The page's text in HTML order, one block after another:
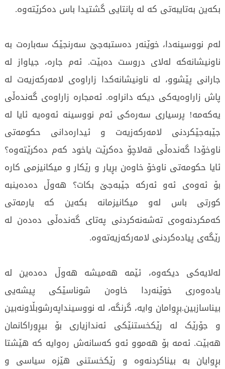
بکەین بەتایبەتی کە لە پانتایی گشتیدا باس دەکرێتەوە.
لەم نووسینەدا، خوێنەر دەستبەجێ سەرنجێک سەبارەت بە
ناونیشانەکە لەلای دروست دەبێت. ئەم جارە، جیاواز لە
جارانی پێشوو، لە ناونیشانەکدا زاراوەی لامەرکەزیەت لە
پاش زاراوەیەکی دیکە دانراوە. ئەمجارە زاراوەی گەندەڵی
یەکەمە! پرسیاری سەرەکی ئەم نووسینە ئەوەیە ئایا لە
جێبەجێکردنی لامەرکەزیەت و ئیدارەدانی حکومەتی
ناوخۆدا گەندەڵی قەلاچۆ دەکرێت یاخود کەم دەکرێتەوە؟
ئایا حکومەتی ناوخۆ خاوەن بڕیار و رێکار و میکانیزمی کارە
بۆ ئەوەی ئەو ئەرکە جێبەجێ بکات؟ هەوڵ دەدەینبە
کورتی باس لەو میکانیزمانە بکەین کە یارمەتی
کەمکردنەوەی تەشەنەکردنی پەتای گەندەڵی دەدەن لە
رێگەی پیادەکردنی لامەرکەزیەتەوە.
لەلایەکی دیکەوە، ئێمە هەمیشە هەوڵ دەدەین لە
یادەوەری خوێنەردا خاوەن شوناسێکی پیشەیی
بیناسازبین.بڕوامان وایە، گرنگە، لە نووسینداپەرشوبڵاونەبین
و جۆرێک لە رێکخستنێکی ئەندازیاری بۆ بیڕوراکانمان
هەبێت. ئەمە بۆ هەموو ئەو کەسانەش رەوایە کە هێشتا
بڕوایان بە بیناکردنەوە و رێکخستنی هێزە سیاسی و